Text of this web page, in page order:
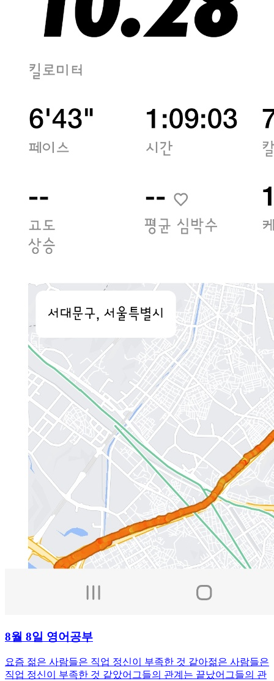
8월 8일 영어공부
요즘 젊은 사람들은 직업 정신이 부족한 것 같아젊은 사람들은
직업 정신이 부족한 것 같았어그들의 관계는 끝났어그들의 관